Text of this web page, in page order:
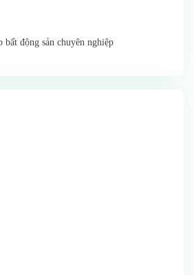
bất động sản chuyên nghiệp